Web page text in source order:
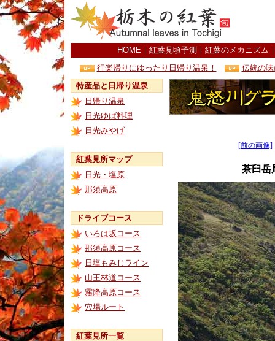
HOME ｜ 紅葉見頃予測 ｜ 紅葉のメカニズム
行楽帰りにゆったり日帰り温泉！
伝統の
特産品と日帰り温泉
日帰り温泉
日光ゆば料理
日光みやげ
紅葉見所マップ
日光・塩原
那須高原
ドライブコース
いろは坂コース
那須高原コース
日塩もみじライン
山王林道コース
霧降高原コース
穴場ルート
紅葉見所一覧
[前の画像]
茶臼岳